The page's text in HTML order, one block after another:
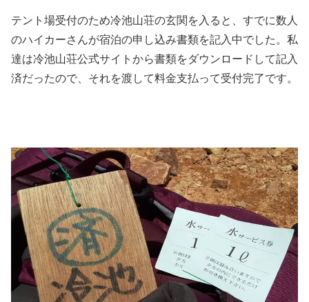
テント場受付のため冷池山荘の玄関を入ると、すでに数人
のハイカーさんが宿泊の申し込み書類を記入中でした。私
達は冷池山荘公式サイトから書類をダウンロードして記入
済だったので、それを渡して料金支払って受付完了です。